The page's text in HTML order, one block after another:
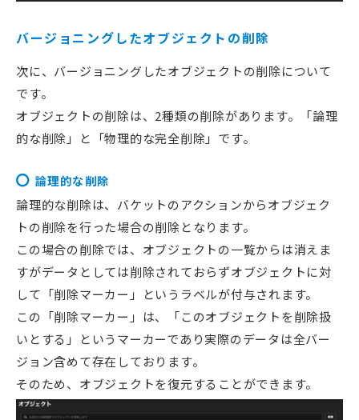
バージョニングしたオブジェクトの削除
次に、バージョニングしたオブジェクトの削除について
です。
オブジェクトの削除は、2種類の削除があります。「論理
的な削除」と「物理的な完全削除」です。
論理的な削除
論理的な削除は、バケットのアクションからオブジェク
トの削除を行った場合の削除となります。
この場合の削除では、オブジェクトの一覧からは消えま
すがデータとしては削除されておらずオブジェクトに対
して「削除マーカー」というラベルが付与されます。
この「削除マーカー」は、「このオブジェクトを削除扱
いとする」というマーカーであり実際のデータは全バー
ジョン含めて存在しております。
そのため、オブジェクトを復元することができます。